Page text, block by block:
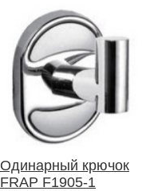
Одинарный крючок
FRAP F1905-1